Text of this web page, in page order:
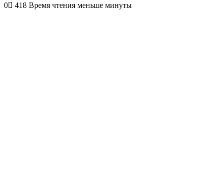
0
418 Время чтения меньше минуты